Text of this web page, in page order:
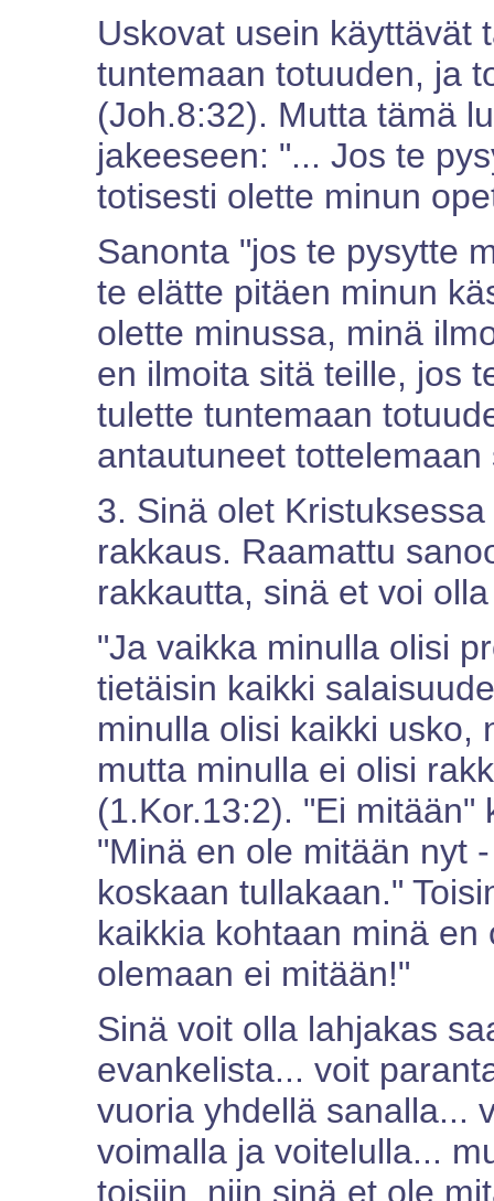
Uskovat usein käyttävät
tuntemaan totuuden, ja
(Joh.8:32). Mutta tämä
jakeeseen: "... Jos te
totisesti olette minun
Sanonta "jos te pysytte
te elätte pitäen minun
olette minussa, minä
en ilmoita sitä teille, jos
tulette tuntemaan
antautuneet tottelemaan
3. Sinä olet
rakkaus. Raamattu
rakkautta, sinä et voi
"Ja vaikka minulla olisi
tietäisin kaikki
minulla olisi kaikki usko,
mutta minulla ei olisi
(1.Kor.13:2). "Ei
"Minä en ole mitään nyt
koskaan tullakaan."
kaikkia kohtaan minä
olemaan ei mitään!"
Sinä voit olla lahjakas
evankelista... voit
vuoria yhdellä sanalla...
voimalla ja voitelulla...
toisiin, niin sinä et ole